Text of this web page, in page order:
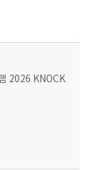
2026 KNOCK